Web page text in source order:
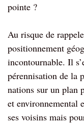
pointe ?
Au risque de
positionnement
incontournable. Il
pérennisation de la
nations sur un plan
et environnemental
ses voisins mais